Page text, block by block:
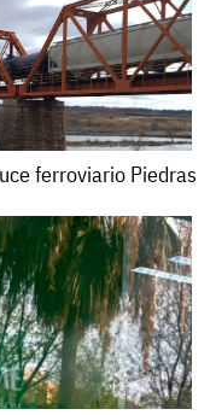
ferroviario Piedras